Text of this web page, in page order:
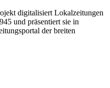
digitalisiert Lokalzeitungen
und präsentiert sie in
der breiten